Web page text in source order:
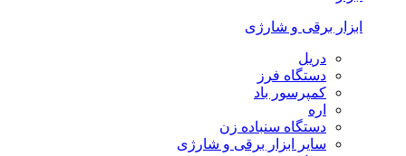
ابزار برقی و شارژی
دریل
دستگاه فرز
کمپرسور باد
اره
دستگاه سنباده زن
سایر ابزار برقی و شارژی